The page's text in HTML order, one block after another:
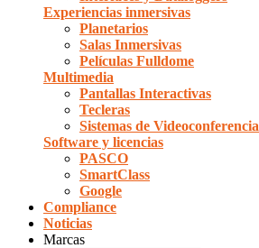
Experiencias inmersivas
Planetarios
Salas Inmersivas
Películas Fulldome
Multimedia
Pantallas Interactivas
Tecleras
Sistemas de Videoconferencia
Software y licencias
PASCO
SmartClass
Google
Compliance
Noticias
Marcas